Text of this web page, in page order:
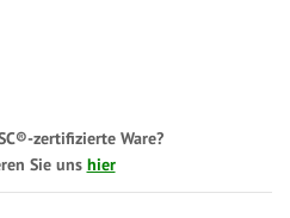
zertifizierte Ware?
Sie uns hier